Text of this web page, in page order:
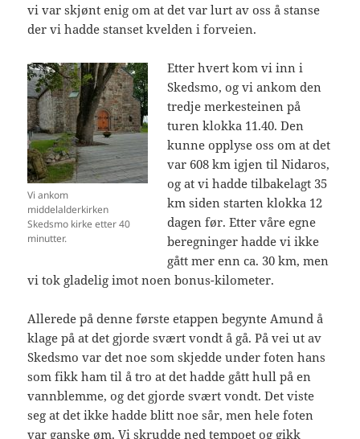
vi var skjønt enig om at det var lurt av oss å stanse
der vi hadde stanset kvelden i forveien.
Vi ankom
middelalderkirken
Skedsmo kirke etter 40
minutter.
Etter hvert kom vi inn i
Skedsmo, og vi ankom den
tredje merkesteinen på
turen klokka 11.40. Den
kunne opplyse oss om at det
var 608 km igjen til Nidaros,
og at vi hadde tilbakelagt 35
km siden starten klokka 12
dagen før. Etter våre egne
beregninger hadde vi ikke
gått mer enn ca. 30 km, men
vi tok gladelig imot noen bonus-kilometer.
Allerede på denne første etappen begynte Amund å
klage på at det gjorde svært vondt å gå. På vei ut av
Skedsmo var det noe som skjedde under foten hans
som fikk ham til å tro at det hadde gått hull på en
vannblemme, og det gjorde svært vondt. Det viste
seg at det ikke hadde blitt noe sår, men hele foten
var ganske øm. Vi skrudde ned tempoet og gikk